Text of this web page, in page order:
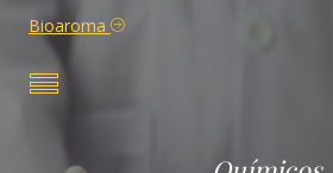
Bioaroma